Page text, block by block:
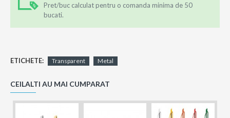
Pret/buc calculat pentru o comanda minima de 50
bucati.
ETICHETE: Transparent Metal
CEILALTI AU MAI CUMPARAT